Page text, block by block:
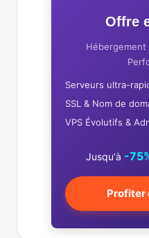
Offre
Hébergement
Serveurs ultra-
SSL & Nom de
VPS Évolutifs &
Jusqu'à -
Profiter